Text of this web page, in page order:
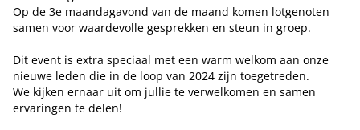
Op de 3e maandagavond van de maand komen lotgenoten
samen voor waardevolle gesprekken en steun in groep.
Dit event is extra speciaal met een warm welkom aan onze
nieuwe leden die in de loop van 2024 zijn toegetreden.
We kijken ernaar uit om jullie te verwelkomen en samen
ervaringen te delen!